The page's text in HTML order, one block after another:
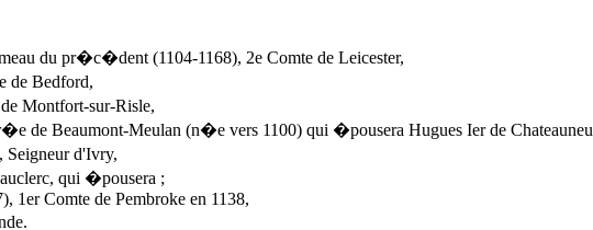
du pr�c�dent (1104-1168), 2e Comte de Leicester,
de Bedford,
Montfort-sur-Risle,
Beaumont-Meulan (n�e vers 1100) qui �pousera Hugues Ier de
d'Ivry,
qui �pousera ;
1er Comte de Pembroke en 1138,